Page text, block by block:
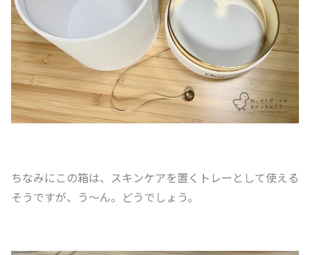
ちなみにこの箱は、スキンケアを置くトレーとして使える
そうですが、う〜ん。どうでしょう。